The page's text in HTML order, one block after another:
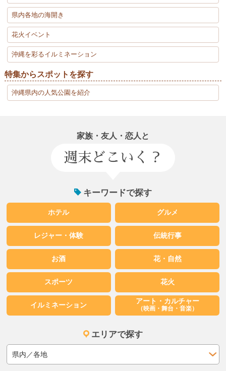
県内各地の海開き
花火イベント
沖縄を彩るイルミネーション
特集からスポットを探す
沖縄県内の人気公園を紹介
家族・友人・恋人と
週末どこいく？
キーワードで探す
ホテル グルメ
レジャー・体験 伝統行事
お酒 花・自然
スポーツ 花火
イルミネーション アート・カルチャー
（映画・舞台・音楽）
エリアで探す